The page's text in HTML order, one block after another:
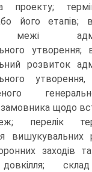
проекту;
його етапів;
утворення;
розвиток
замовника щодо
перелік
вишукувальних
заходів
склад